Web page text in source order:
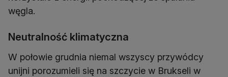
węgla.
Neutralność klimatyczna
W połowie grudnia niemal wszyscy przywódcy
unijni porozumieli się na szczycie w Brukseli w